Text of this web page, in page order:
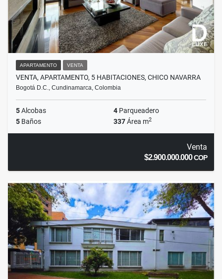
APARTAMENTO VENTA
VENTA, APARTAMENTO, 5 HABITACIONES, CHICO NAVARRA
Bogotá D.C., Cundinamarca, Colombia
5Alcobas 4 Parqueadero
5 Baños 337Área m2
Venta
$2.900.000.000COP